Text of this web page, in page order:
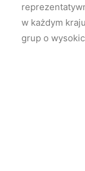
w każdym
grup o